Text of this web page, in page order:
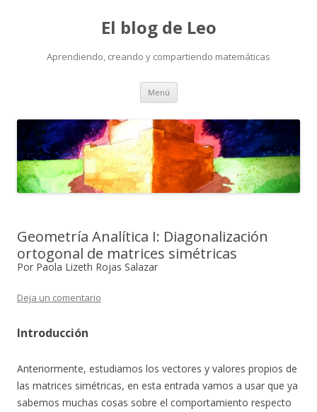
El blog de Leo
Aprendiendo, creando y compartiendo matemáticas
Menú Saltar
contenido
Geometría Analítica I: Diagonalización
ortogonal de matrices simétricas
Por Paola Lizeth Rojas Salazar
Deja un comentario
Introducción
Anteriormente, estudiamos los vectores y valores propios de
las matrices simétricas, en esta entrada vamos a usar que ya
sabemos muchas cosas sobre el comportamiento respecto